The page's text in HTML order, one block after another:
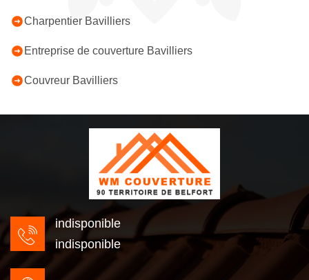
Charpentier Bavilliers
Entreprise de couverture Bavilliers
Couvreur Bavilliers
indisponible
indisponible